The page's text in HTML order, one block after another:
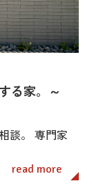
る家。～
談。 専門家
read more